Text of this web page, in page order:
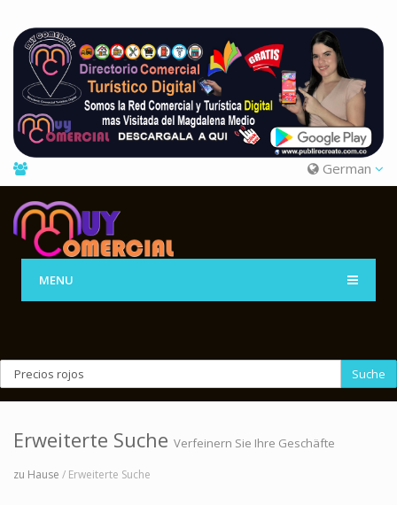
German
MENU
Suche
Erweiterte Suche Verfeinern Sie Ihre Geschäfte
zu Hause / Erweiterte Suche